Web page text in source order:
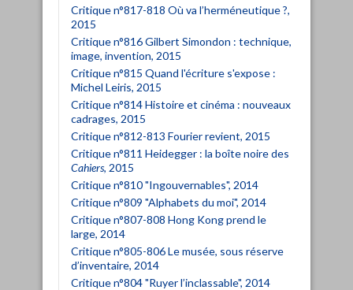
Critique n°817-818 Où va l’herméneutique ?,
2015
Critique n°816 Gilbert Simondon : technique,
image, invention, 2015
Critique n°815 Quand l'écriture s'expose :
Michel Leiris, 2015
Critique n°814 Histoire et cinéma : nouveaux
cadrages, 2015
Critique n°812-813 Fourier revient, 2015
Critique n°811 Heidegger : la boîte noire des
Cahiers, 2015
Critique n°810 "Ingouvernables", 2014
Critique n°809 "Alphabets du moi", 2014
Critique n°807-808 Hong Kong prend le
large, 2014
Critique n°805-806 Le musée, sous réserve
d’inventaire, 2014
Critique n°804 "Ruyer l’inclassable", 2014